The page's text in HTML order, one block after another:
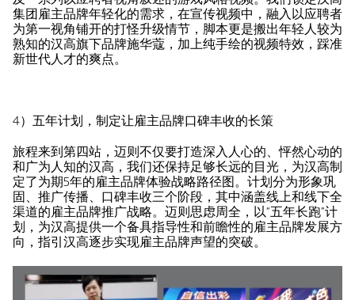
集团雇主品牌年轻化的需求，在宣传视频中，融入以应聘者
为第一视角铺开的打怪升级情节，脚本更是搬出年轻人较为
熟知的汉高旗下品牌施华蔻，加上纯手绘的视频特效，踩准
新世代人才的爽点。
4）五年计划，制定让雇主品牌口碑丰收的长策
旅程来到第四站，迈则不仅要打造深入人心的、怦然心动的
和广为人知的汉高，我们还保持足够长远的目光，为汉高制
定了为期5年的雇主品牌体验战略路径图。计划分为形象巩
固、推广传播、口碑丰收三个阶段，其中涵盖线上和线下全
渠道的雇主品牌推广战略。迈则思虑周全，以“五年长跑”计
划，为汉高提供一个备具指导性和前瞻性的雇主品牌发展方
向，指引汉高逐步实现雇主品牌声望的突破。